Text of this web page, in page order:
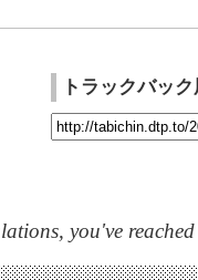
トラックバッ